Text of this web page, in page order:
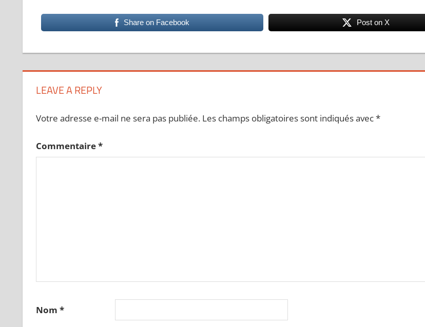
Share on Facebook Post on X
LEAVE A REPLY
Votre adresse e-mail ne sera pas publiée. Les champs obligatoires sont indiqués avec*
Commentaire*
Nom *